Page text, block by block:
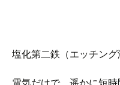
塩化第二鉄（エッチン
電気だけで、遥かに短時